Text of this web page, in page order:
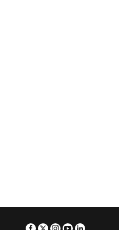
Facebook
TwitterInstagram
Youtube